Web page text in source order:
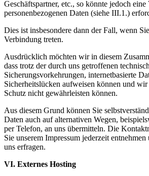
Geschäftspartner, etc., so könnte jedoch
personenbezogenen Daten (siehe III.1.)
Dies ist insbesondere dann der Fall, wenn
Verbindung treten.
Ausdrücklich möchten wir in diesem
dass trotz der durch uns getroffenen
Sicherungsvorkehrungen, internetbasierte
Sicherheitslücken aufweisen können und wir
Schutz nicht gewährleisten können.
Aus diesem Grund können Sie
Daten auch auf alternativen Wegen,
per Telefon, an uns übermitteln. Die
Sie unserem Impressum jederzeit
uns erfragen.
VI. Externes Hosting